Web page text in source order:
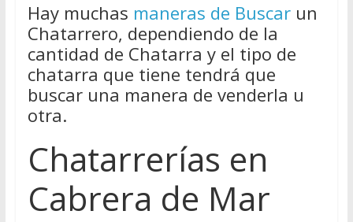
Hay muchas maneras de Buscarun
Chatarrero, dependiendo de la
cantidad de Chatarra y el tipo de
chatarra que tiene tendrá que
buscar una manera de venderla u
otra.
Chatarrerías en
Cabrera de Mar